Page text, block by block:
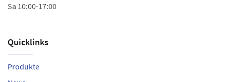
Sa 10:00-17:00
Quicklinks
Produkte